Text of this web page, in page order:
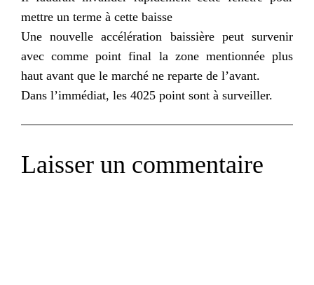
mettre un terme à cette baisse
Une nouvelle accélération baissière peut survenir
avec comme point final la zone mentionnée plus
haut avant que le marché ne reparte de l’avant.
Dans l’immédiat, les 4025 point sont à surveiller.
Laisser un commentaire